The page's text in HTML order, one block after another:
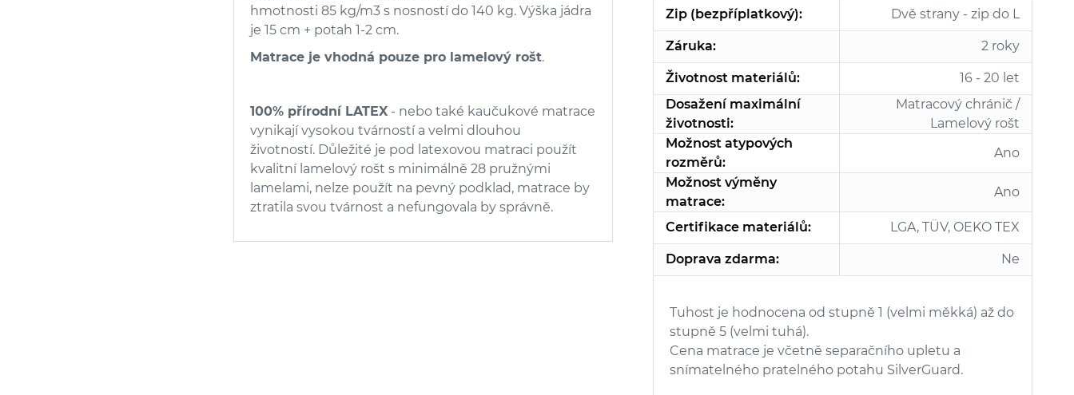
hmotnosti 85 kg/m3 s nosností do 140 kg. Výška jádra
je 15 cm + potah 1-2 cm.
Matrace je vhodná pouze pro lamelový rošt.
100% přírodní LATEX - nebo také kaučukové matrace
vynikají vysokou tvárností a velmi dlouhou
životností. Důležité je pod latexovou matraci použít
kvalitní lamelový rošt s minimálně 28 pružnými
lamelami, nelze použít na pevný podklad, matrace by
ztratila svou tvárnost a nefungovala by správně.
Zip (bezpříplatkový): Dvě strany - zip do L
Záruka: 2 roky
Životnost materiálů:
16 - 20 let
Dosažení maximální
životnosti:
Matracový chránič /
Lamelový rošt
Možnost atypových
rozměrů:
Ano
Možnost výměny
matrace:
Ano
Certifikace materiálů: LGA, TÜV, OEKO TEX
Doprava zdarma: Ne
Tuhost je hodnocena od stupně 1 (velmi měkká) až do
stupně 5 (velmi tuhá).
Cena matrace je včetně separačního upletu a
snímatelného pratelného potahu SilverGuard.